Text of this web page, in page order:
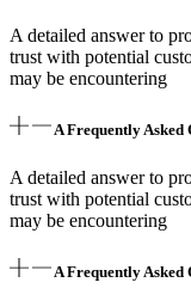
A detailed answer to
trust with potential
may be encountering
A Frequently Asked
A detailed answer to
trust with potential
may be encountering
A Frequently Asked